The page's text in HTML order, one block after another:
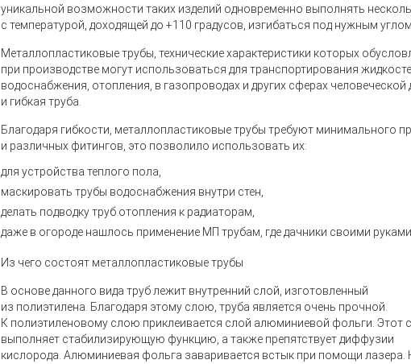
уникальной возможности таких изделий одновременно выполнять
с температурой, доходящей до +110 градусов, изгибаться под нужным
Металлопластиковые трубы, технические характеристики которых
при производстве могут использоваться для транспортирования
водоснабжения, отопления, в газопроводах и других сферах человеческой
и гибкая труба.
Благодаря гибкости, металлопластиковые трубы требуют минимального
и различных фитингов, это позволило использовать их:
для устройства теплого пола,
маскировать трубы водоснабжения внутри стен,
делать подводку труб отопления к радиаторам,
даже в огороде нашлось применение МП трубам, где дачники своими
Из чего состоят металлопластиковые трубы
В основе данного вида труб лежит внутренний слой, изготовленный
из полиэтилена. Благодаря этому слою, труба является очень прочной.
К полиэтиленовому слою приклеивается слой алюминиевой фольги. Этот
выполняет стабилизирующую функцию, а также препятствует диффузии
кислорода. Алюминиевая фольга заваривается встык при помощи лазера.